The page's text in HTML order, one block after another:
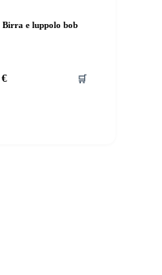
Birra e luppolo bob
€ 🛒